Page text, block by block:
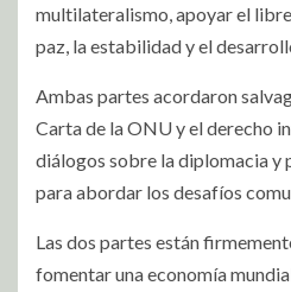
multilateralismo, apoyar el
paz, la estabilidad y el
Ambas partes acordaron
Carta de la ONU y el derecho
diálogos sobre la diplomacia y
para abordar los desafíos
Las dos partes están
fomentar una economía